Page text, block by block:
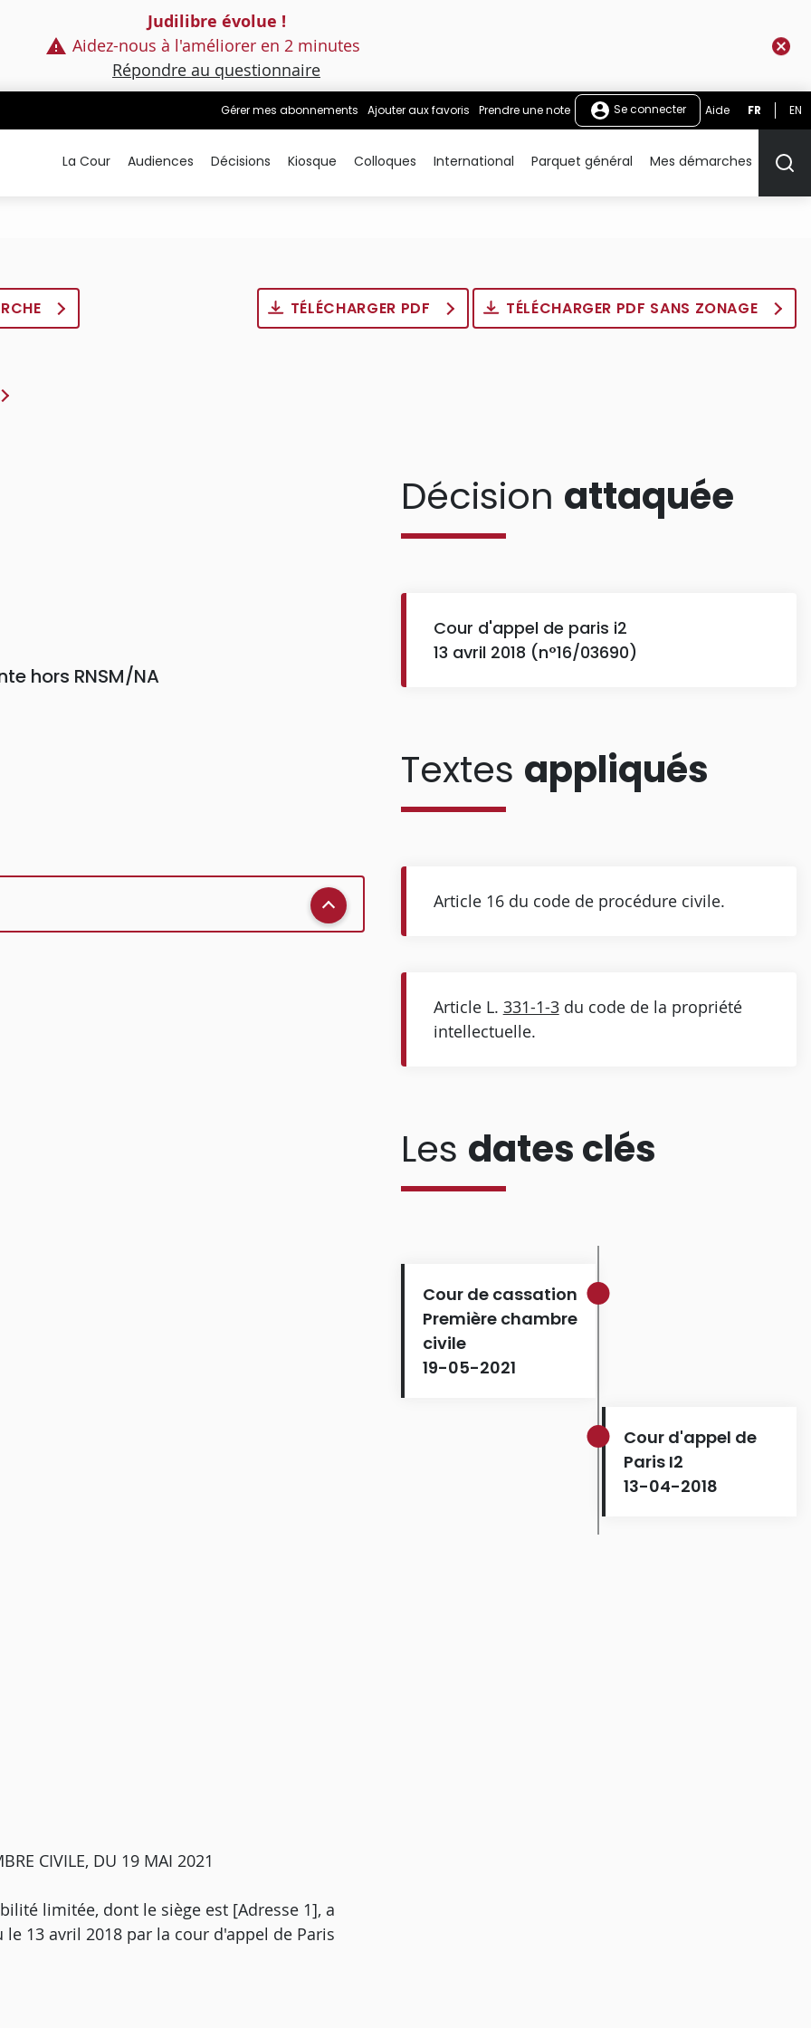
Judilibre évolue !
Aidez-nous à l'améliorer en 2 minutes
Répondre au questionnaire
Gérer mes abonnements Ajouter aux favoris Prendre une note Se connecter Aide FR EN
La Cour Audiences Décisions Kiosque Colloques International Parquet général Mes démarches
TÉLÉCHARGER PDF TÉLÉCHARGER PDF SANS ZONAGE
hors RNSM/NA
CIVILE, DU 19 MAI 2021
limitée, dont le siège est [Adresse 1], a
13 avril 2018 par la cour d'appel de Paris
Décision attaquée
Cour d'appel de paris i2
13 avril 2018 (n°16/03690)
Textes appliqués
Article 16 du code de procédure civile.
Article L. 331-1-3du code de la propriété
intellectuelle.
Les dates clés
Cour de cassation
Première chambre
civile
19-05-2021
Cour d'appel de
Paris I2
13-04-2018